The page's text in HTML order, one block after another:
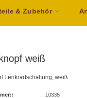
& Zubehör
weiß
Lenkradschaltung, weiß
10335